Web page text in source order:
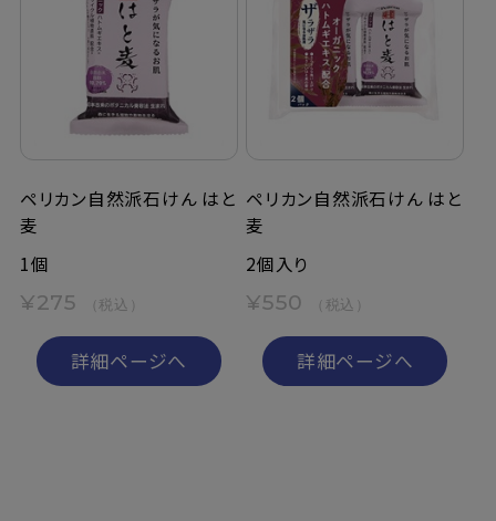
ペリカン自然派石けん はと
麦
1個
¥275 （税込）
詳細ページへ
ペリカン自然派石けん はと
麦
2個入り
¥550 （税込）
詳細ページへ